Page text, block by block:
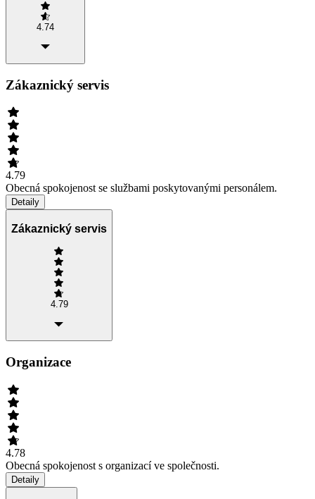
4.74
Zákaznický servis
4.79
Obecná spokojenost se službami poskytovanými personálem.
Detaily
Zákaznický servis
4.79
Organizace
4.78
Obecná spokojenost s organizací ve společnosti.
Detaily